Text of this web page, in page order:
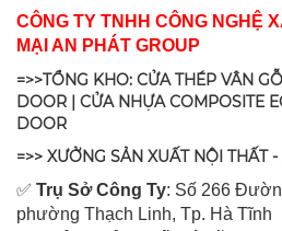
CÔNG TY TNHH CÔNG NGHỆ
MẠI AN PHÁT GROUP
=>>TỔNG KHO: CỬA THÉP VÂN
DOOR | CỬA NHỰA COMPOSITE
DOOR
=>> XƯỞNG SẢN XUẤT NỘI THẤT
✅ Trụ Sở Công Ty: Số 266
phường Thạch Linh, Tp. Hà Tĩnh